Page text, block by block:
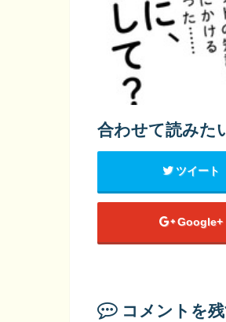
合わせて読みた
ツイート
Google+
コメントを